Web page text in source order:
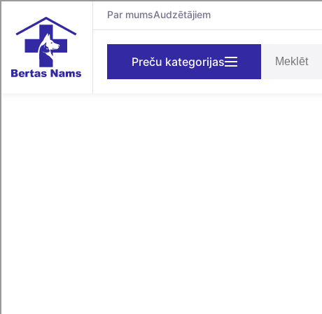
Par mumsAudzētājiem
Preču kategorijas